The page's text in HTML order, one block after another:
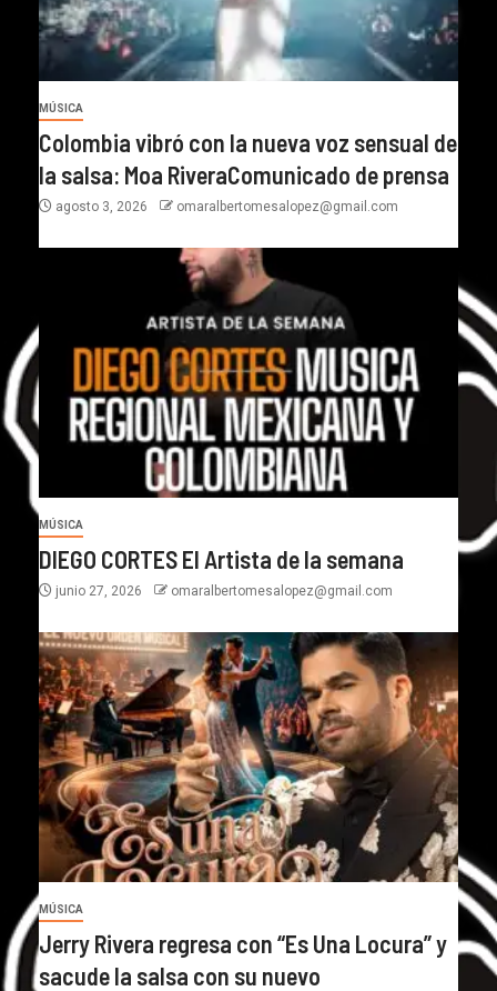
MÚSICA
Colombia vibró con la nueva voz sensual de
la salsa: Moa RiveraComunicado de prensa
agosto 3, 2026 omaralbertomesalopez@gmail.com
MÚSICA
DIEGO CORTES El Artista de la semana
junio 27, 2026 omaralbertomesalopez@gmail.com
MÚSICA
Jerry Rivera regresa con “Es Una Locura” y
sacude la salsa con su nuevo